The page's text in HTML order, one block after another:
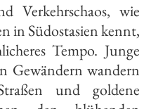
Verkehrschaos, wie
in Südostasien kennt,
Tempo. Junge
Gewändern wandern
und goldene